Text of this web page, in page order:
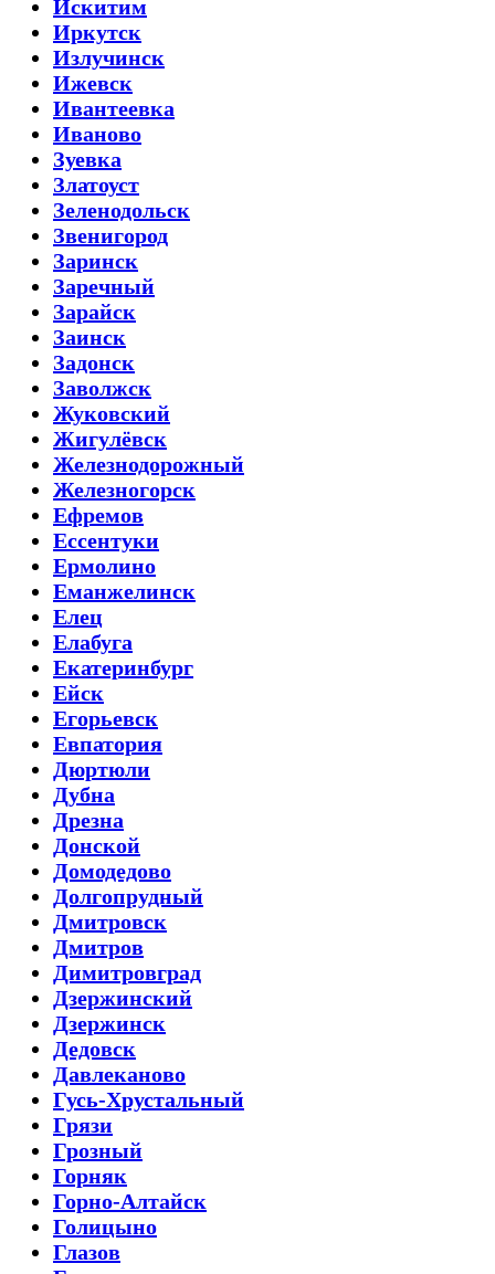
Искитим
Иркутск
Излучинск
Ижевск
Ивантеевка
Иваново
Зуевка
Златоуст
Зеленодольск
Звенигород
Заринск
Заречный
Зарайск
Заинск
Задонск
Заволжск
Жуковский
Жигулёвск
Железнодорожный
Железногорск
Ефремов
Ессентуки
Ермолино
Еманжелинск
Елец
Елабуга
Екатеринбург
Ейск
Егорьевск
Евпатория
Дюртюли
Дубна
Дрезна
Донской
Домодедово
Долгопрудный
Дмитровск
Дмитров
Димитровград
Дзержинский
Дзержинск
Дедовск
Давлеканово
Гусь-Хрустальный
Грязи
Грозный
Горняк
Горно-Алтайск
Голицыно
Глазов